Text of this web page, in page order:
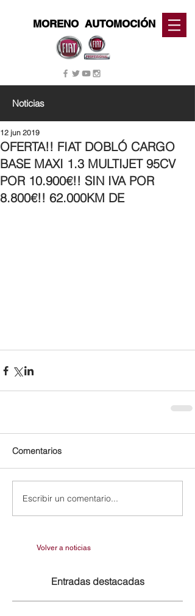
MORENO AUTOMOCIÓN
Noticias
OFERTA!! FIAT DOBLÓ CARGO
BASE MAXI 1.3 MULTIJET 95CV
POR 10.900€!! SIN IVA POR
8.800€!! 62.000KM DE
12 jun 2019
Comentarios
Escribir un comentario...
Volver a noticias
Entradas destacadas